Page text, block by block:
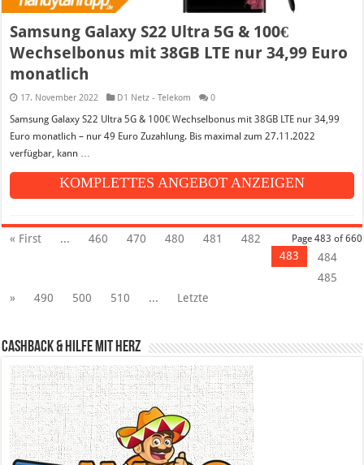
Samsung Galaxy S22 Ultra 5G & 100€
Wechselbonus mit 38GB LTE nur 34,99 Euro
monatlich
17. November 2022 D1 Netz - Telekom 0
Samsung Galaxy S22 Ultra 5G & 100€ Wechselbonus mit 38GB LTE nur 34,99
Euro monatlich – nur 49 Euro Zuzahlung. Bis maximal zum 27.11.2022
verfügbar, kann …
KOMPLETTES ANGEBOT ANZEIGEN
Page 483 of 660
« First ... 460 470 480 481
482
483
484
485
»
490 500 510 ... Letzte
Cashback & Hilfe mit Herz